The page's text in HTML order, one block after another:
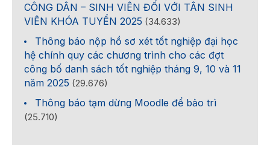
CÔNG DÂN – SINH VIÊN ĐỐI VỚI TÂN SINH
VIÊN KHÓA TUYỂN 2025 (34.633)
Thông báo nộp hồ sơ xét tốt nghiệp đại học
hệ chính quy các chương trình cho các đợt
công bố danh sách tốt nghiệp tháng 9, 10 và 11
năm 2025 (29.676)
Thông báo tạm dừng Moodle để bảo trì
(25.710)